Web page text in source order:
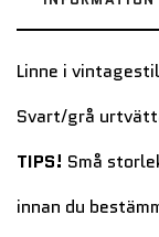
Linne i
Svart/grå
TIPS! Små
innan du